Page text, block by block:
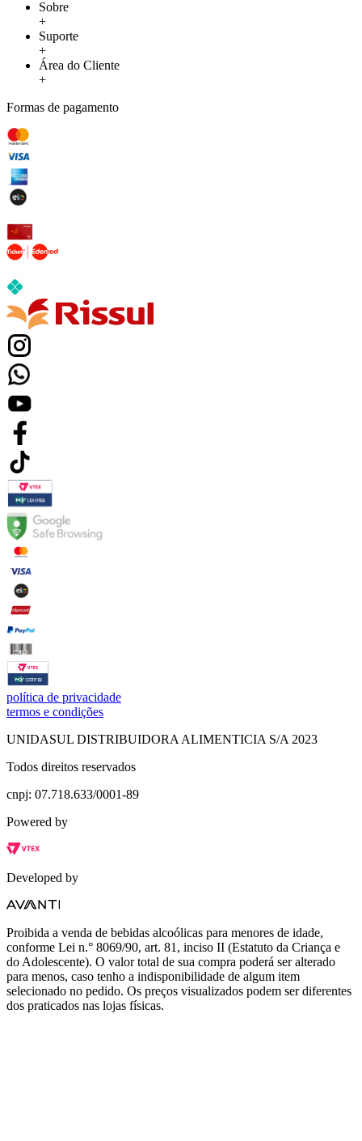
Sobre
+
Suporte
+
Área do Cliente
+
Formas de pagamento
política de privacidade
termos e condições
UNIDASUL DISTRIBUIDORA ALIMENTICIA S/A 2023
Todos direitos reservados
cnpj: 07.718.633/0001-89
Powered by
Developed by
Proibida a venda de bebidas alcoólicas para menores de idade,
conforme Lei n.° 8069/90, art. 81, inciso II (Estatuto da Criança e
do Adolescente). O valor total de sua compra poderá ser alterado
para menos, caso tenho a indisponibilidade de algum item
selecionado no pedido. Os preços visualizados podem ser diferentes
dos praticados nas lojas físicas.